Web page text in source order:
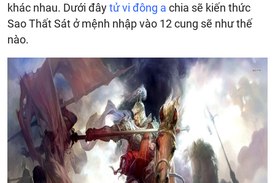
khác nhau. Dưới đâytử vi đông a chia sẽ kiến thức
Sao Thất Sát ở mệnh nhập vào 12 cung sẽ như thế
nào.